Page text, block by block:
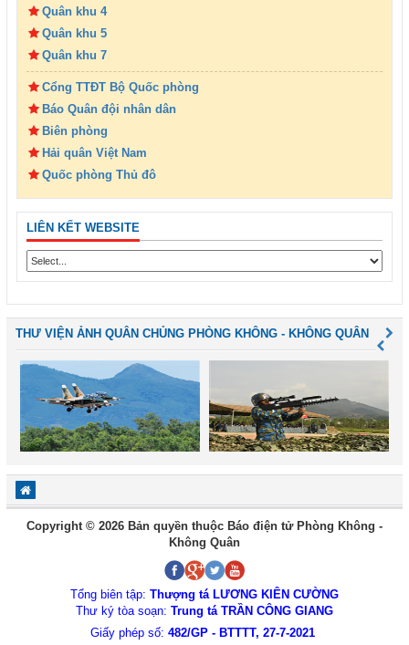
Quân khu 4
Quân khu 5
Quân khu 7
Cổng TTĐT Bộ Quốc phòng
Báo Quân đội nhân dân
Biên phòng
Hải quân Việt Nam
Quốc phòng Thủ đô
LIÊN KẾT WEBSITE
THƯ VIỆN ẢNH QUÂN CHỦNG PHÒNG KHÔNG - KHÔNG QUÂN
Copyright © 2026 Bản quyền thuộc Báo điện tử Phòng Không -
Không Quân
Tổng biên tập: Thượng tá LƯƠNG KIÊN CƯỜNG
Thư ký tòa soạn: Trung tá TRẦN CÔNG GIANG
Giấy phép số: 482/GP - BTTTT, 27-7-2021